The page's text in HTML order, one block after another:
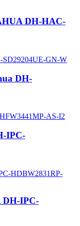
DH-HAC-
DH-
IPC-
DH-IPC-